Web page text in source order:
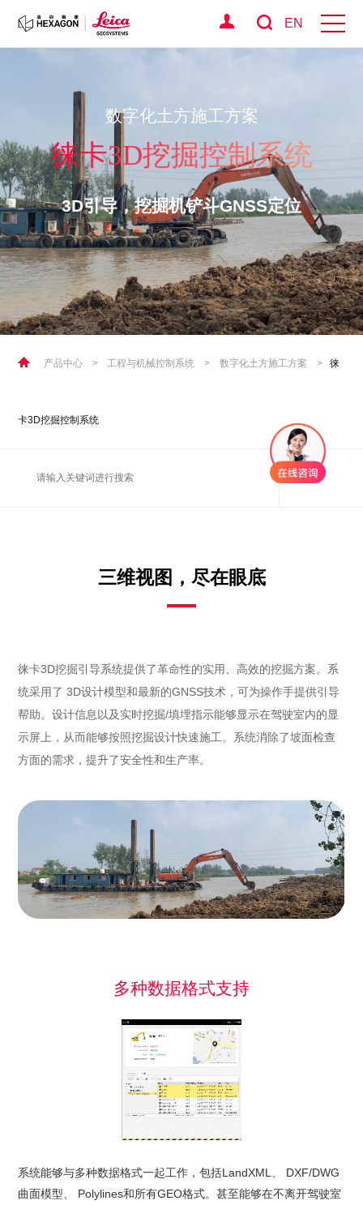
EN
数字化土方施工方案
徕卡3D挖掘控制系统
3D引导，挖掘机铲斗GNSS定位
产品中心 > 工程与机械控制系统 > 数字化土方施工方案 > 徕
卡3D挖掘控制系统
三维视图，尽在眼底
徕卡3D挖掘引导系统提供了革命性的实用、高效的挖掘方案。系
统采用了 3D设计模型和最新的GNSS技术，可为操作手提供引导
帮助。设计信息以及实时挖掘/填埋指示能够显示在驾驶室内的显
示屏上，从而能够按照挖掘设计快速施工。系统消除了坡面检查
多种数据格式支持
系统能够与多种数据格式一起工作，包括LandXML、 DXF/DWG
曲面模型、 Polylines和所有GEO格式。甚至能够在不离开驾驶室